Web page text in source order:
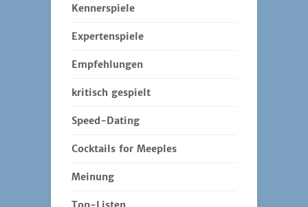
Kennerspiele
Expertenspiele
Empfehlungen
kritisch gespielt
Speed-Dating
Cocktails for Meeples
Meinung